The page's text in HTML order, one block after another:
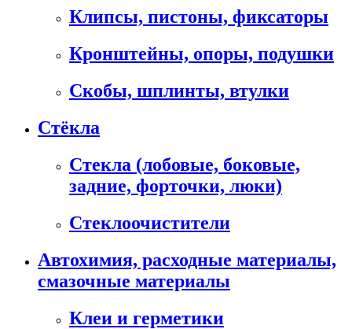
Клипсы, пистоны, фиксаторы
Кронштейны, опоры, подушки
Скобы, шплинты, втулки
Стёкла
Стекла (лобовые, боковые,
задние, форточки, люки)
Стеклоочистители
Автохимия, расходные материалы,
смазочные материалы
Клеи и герметики